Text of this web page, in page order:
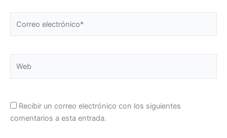
electrónico*
Recibir un correo electrónico con los siguientes
comentarios a esta entrada.